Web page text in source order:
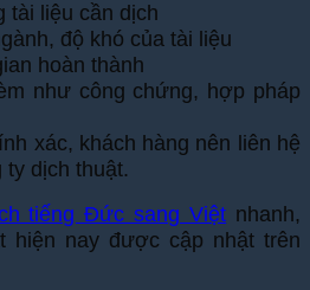
tài liệu cần dịch
độ khó của tài liệu
hoàn thành
như công chứng, hợp pháp
xác, khách hàng nên liên hệ
dịch thuật.
tiếng Đức sang Việt nhanh,
hiện nay được cập nhật trên